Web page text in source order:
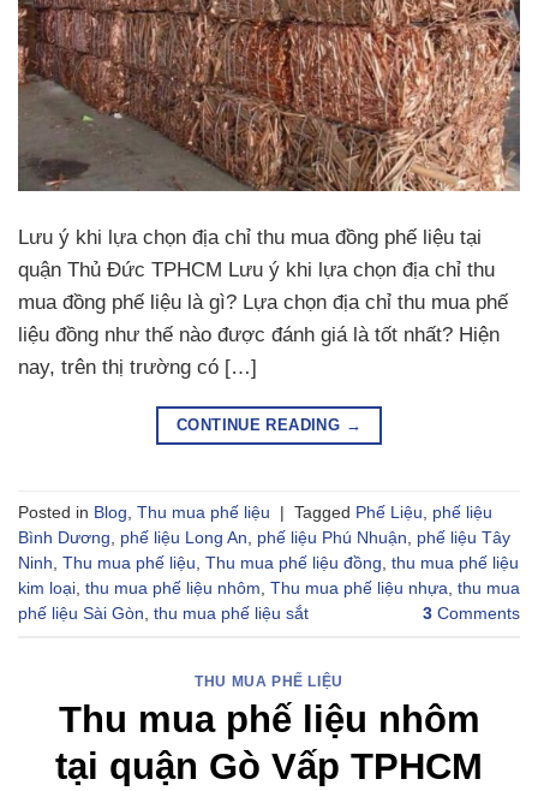
Lưu ý khi lựa chọn địa chỉ thu mua đồng phế liệu tại
quận Thủ Đức TPHCM Lưu ý khi lựa chọn địa chỉ thu
mua đồng phế liệu là gì? Lựa chọn địa chỉ thu mua phế
liệu đồng như thế nào được đánh giá là tốt nhất? Hiện
nay, trên thị trường có […]
CONTINUE READING →
Posted in Blog Thu mua phế liệu Tagged Phế Liệu
phế liệu
Bình Dương
phế liệu Long An phế liệu Phú Nhuận
phế liệu Tây
Ninh Thu mua phế liệu Thu mua phế liệu đồng thu mua phế liệu
kim loại thu mua phế liệu nhôm Thu mua phế liệu nhựa thu mua
phế liệu Sài Gòn thu mua phế liệu sắt 3 Comments
THU MUA PHẾ LIỆU
Thu mua phế liệu nhôm
tại quận Gò Vấp TPHCM